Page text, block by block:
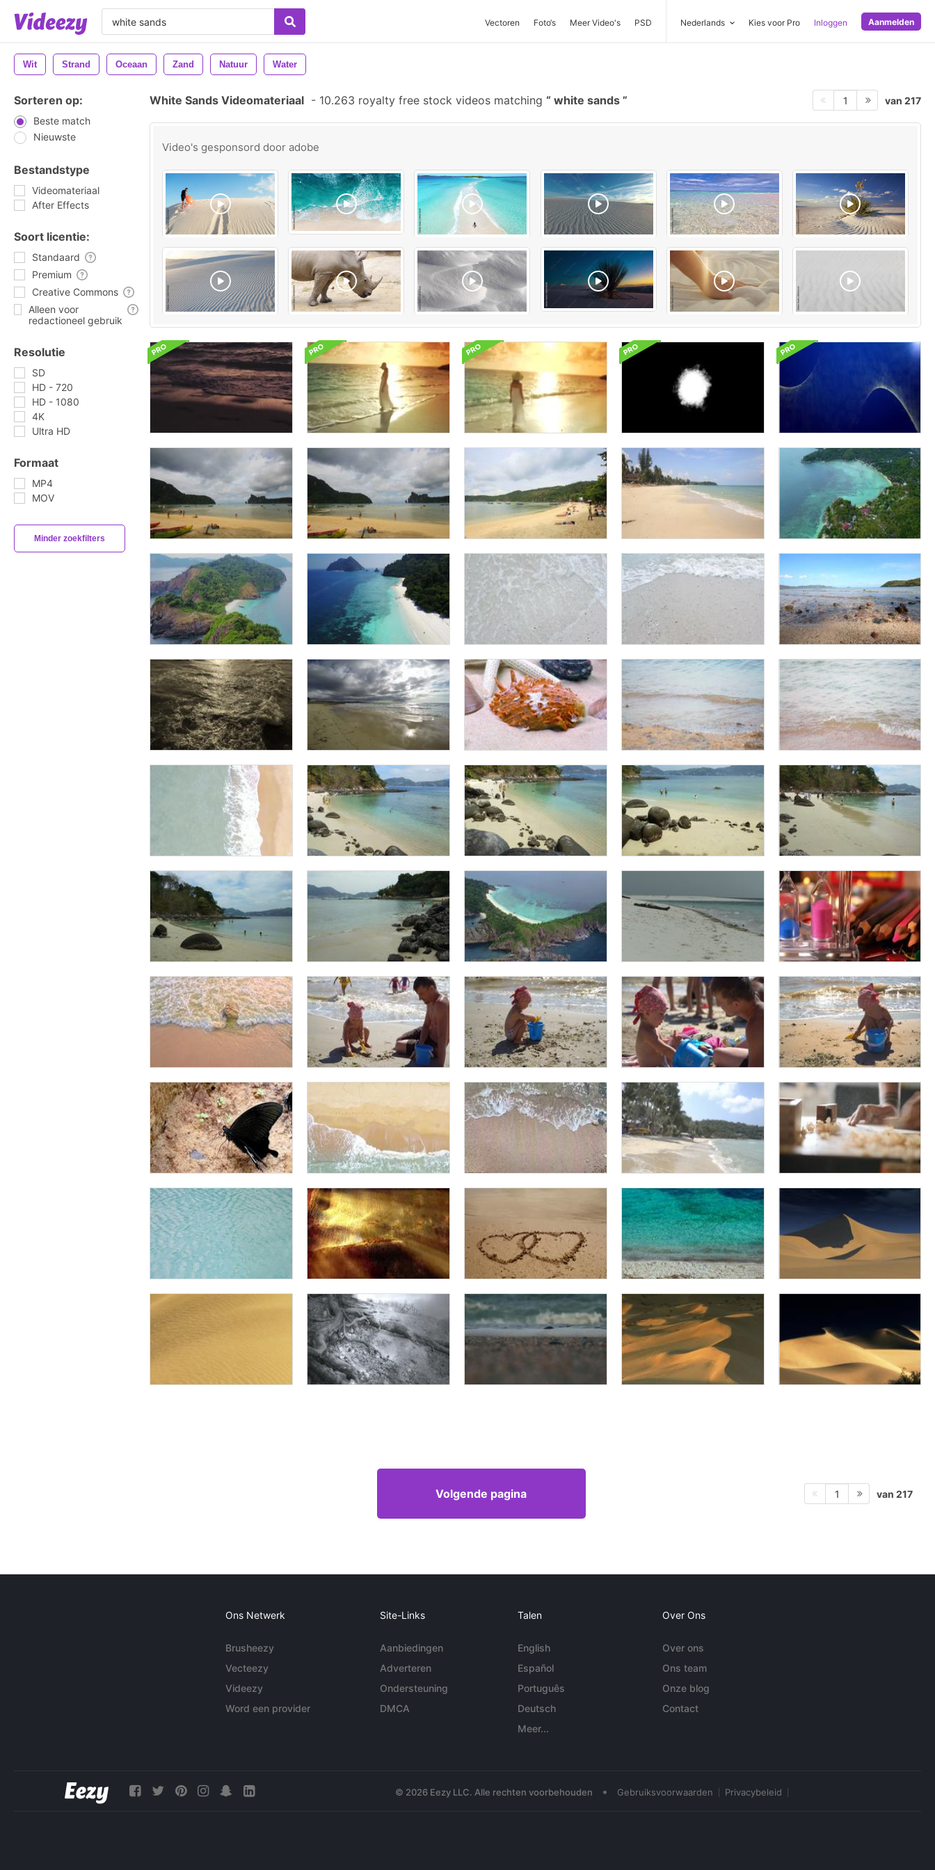
Vectoren Foto‘s Meer Video's PSD Nederlands Kies voor Pro Inloggen Aanmelden
Wit Strand Oceaan Zand Natuur Water
Sorteren op:
Beste match
Nieuwste
Bestandstype
Videomateriaal
After Effects
Soort licentie:
Standaard
Premium
Creative Commons
Alleen voor
redactioneel gebruik
Resolutie
SD
HD - 720
HD - 1080
4K
Ultra HD
Formaat
MP4
MOV
Minder zoekfilters
White Sands Videomateriaal - 10.263 royalty free stock videos matching white sands 1 van 217
Video's gesponsord door adobe
Volgende pagina 1 van 217
Ons Netwerk
Brusheezy
Vecteezy
Videezy
Word een provider
Site-Links
Aanbiedingen
Adverteren
Ondersteuning
DMCA
Talen
English
Español
Português
Deutsch
Meer...
Over Ons
Over ons
Ons team
Onze blog
Contact
© 2026 Eezy LLC. Alle rechten voorbehouden • Gebruiksvoorwaarden Privacybeleid